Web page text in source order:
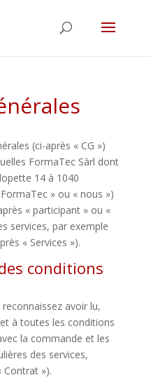
(ci-après « CG »)
FormaTec Sàrl dont
14 à 1040
» ou « nous »)
« participant » ou «
services, par exemple
« Services »).
conditions
avoir lu,
à toutes les conditions
la commande et les
des services,
»).